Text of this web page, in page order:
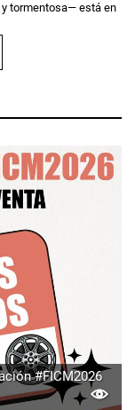
tormentosa— está en
#FICM2026